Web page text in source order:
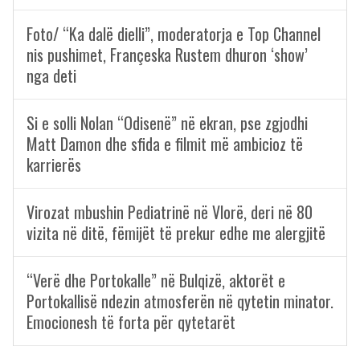
Foto/ “Ka dalë dielli”, moderatorja e Top Channel
nis pushimet, Françeska Rustem dhuron ‘show’
nga deti
Si e solli Nolan “Odisenë” në ekran, pse zgjodhi
Matt Damon dhe sfida e filmit më ambicioz të
karrierës
Virozat mbushin Pediatrinë në Vlorë, deri në 80
vizita në ditë, fëmijët të prekur edhe me alergjitë
“Verë dhe Portokalle” në Bulqizë, aktorët e
Portokallisë ndezin atmosferën në qytetin minator.
Emocionesh të forta për qytetarët